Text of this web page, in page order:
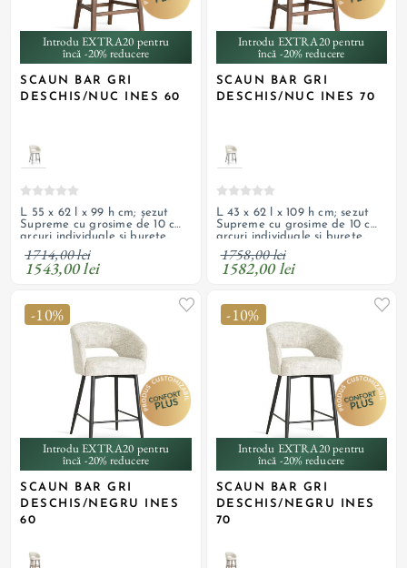
Introdu EXTRA20 pentru
încă -20% reducere
SCAUN BAR GRI
DESCHIS/NUC INES 60
L 55 x 62 l x 99 h cm; șezut
Supreme cu grosime de 10 cm,
arcuri individuale și burete,
tapițerie din material textil,
picioare din lemn masiv cu
finisaj de culoare nuc
1714,00 lei
1543,00 lei
Introdu EXTRA20 pentru
încă -20% reducere
SCAUN BAR GRI
DESCHIS/NUC INES 70
L 43 x 62 l x 109 h cm; sezut
Supreme cu grosime de 10 cm,
arcuri individuale si burete,
tapiterie din material textil,
picioare din lemn masiv cu
finisaj de culoare nuc
1758,00 lei
1582,00 lei
-10%
Introdu EXTRA20 pentru
încă -20% reducere
SCAUN BAR GRI
DESCHIS/NEGRU INES
60
-10%
Introdu EXTRA20 pentru
încă -20% reducere
SCAUN BAR GRI
DESCHIS/NEGRU INES
70